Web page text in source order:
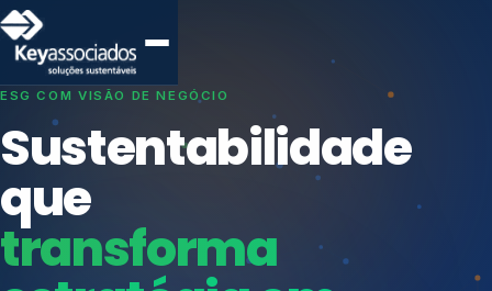
SISTEMAS DE GESTÃO OTIMIZADOS E INTEGRADOS
Conformidade que
protege seu
negócio.
Índices de Mercado